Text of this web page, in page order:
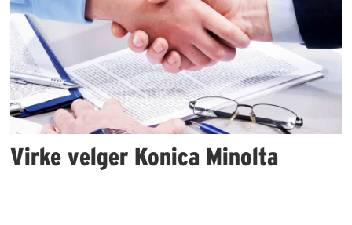
Virke velger Konica Minolta